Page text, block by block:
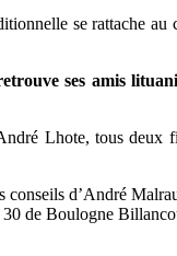
se rattache au
ses amis
Lhote, tous deux
d’André
30 de Boulogne